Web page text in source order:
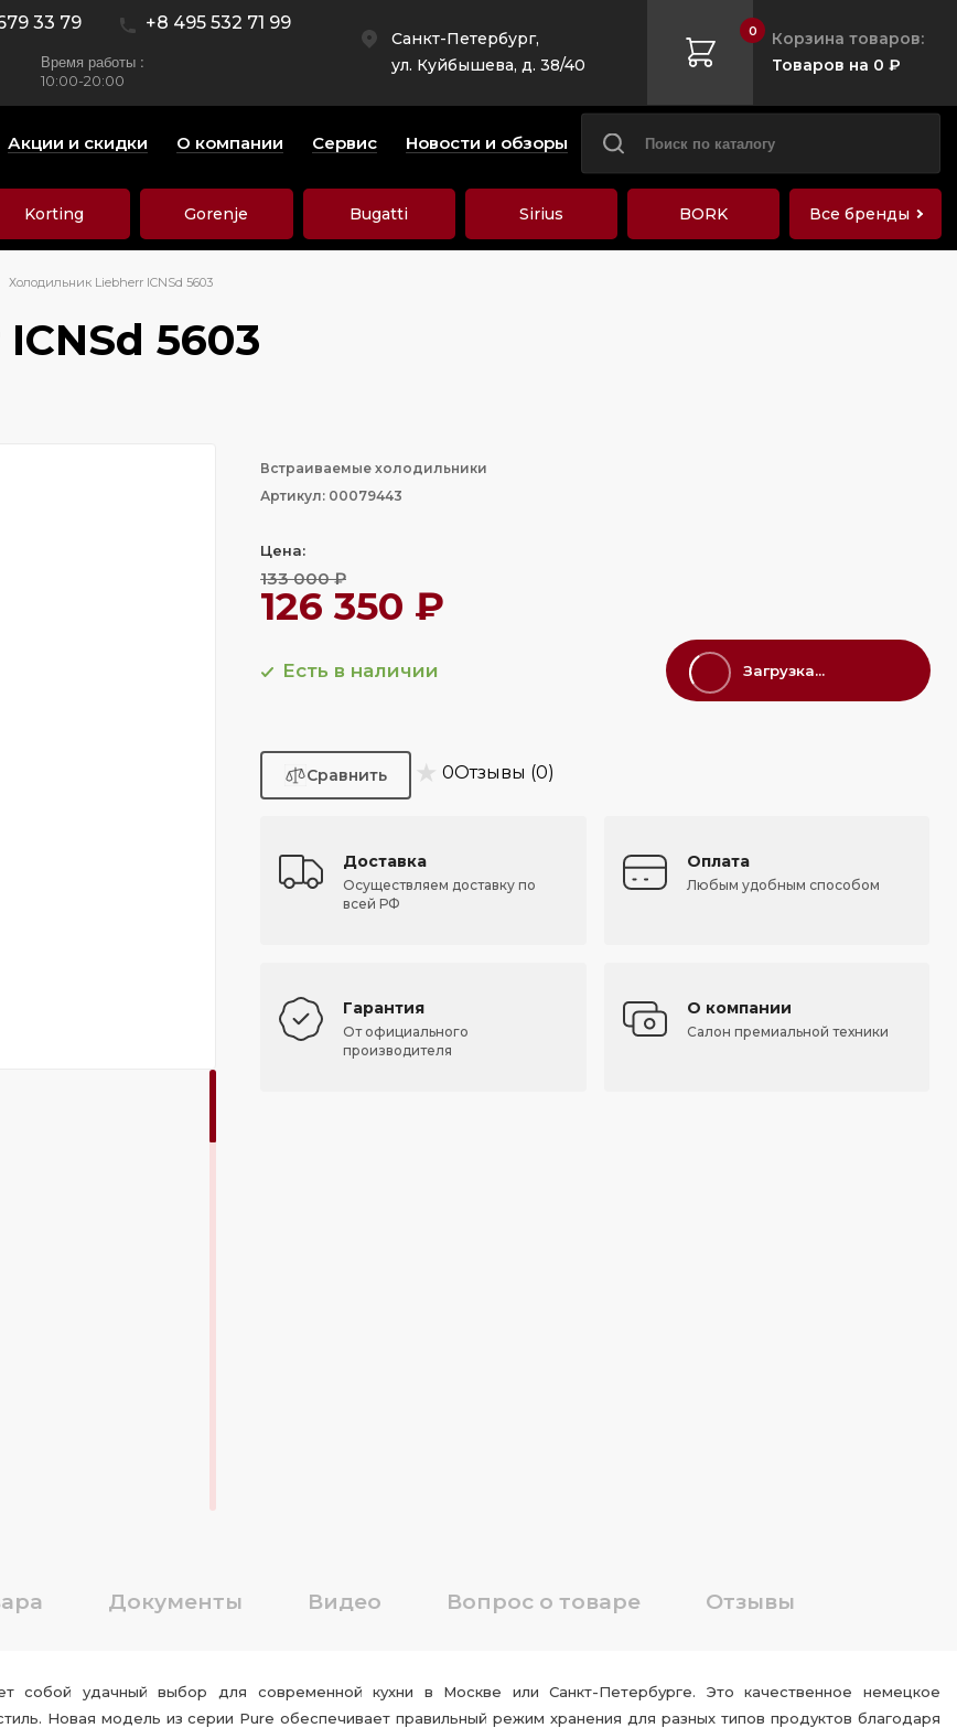
33 79 +8 495 532 71 99
Время работы :
10:00-20:00
Санкт-Петербург,
ул. Куйбышева, д. 38/40
0
Корзина товаров:
Товаров на 0 ₽
Акции и скидки О компании Сервис Новости и обзоры
Korting Gorenje Bugatti Sirius BORK Все бренды
Холодильник Liebherr ICNSd 5603
5603
Встраиваемые холодильники
Артикул: 00079443
Цена:
133 000 ₽
126 350 ₽
Есть в наличии Загрузка...
★ 0Отзывы (0)
Доставка
Осуществляем доставку по
всей РФ
Оплата
Любым удобным способом
Гарантия
От официального
производителя
О компании
Салон премиальной техники
Документы Видео Вопрос о товаре Отзывы
собой удачный выбор для современной кухни в Москве или Санкт-Петербурге. Это качественное немецкое
Новая модель из серии Pure обеспечивает правильный режим хранения для разных типов продуктов благодаря